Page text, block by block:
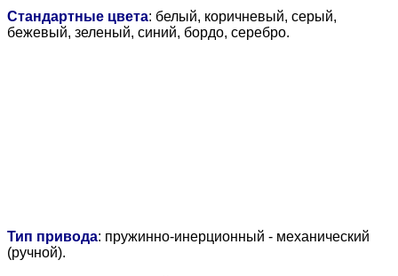
Стандартные цвета: белый, коричневый, серый,
бежевый, зеленый, синий, бордо, серебро.
Тип привода: пружинно-инерционный - механический
(ручной).